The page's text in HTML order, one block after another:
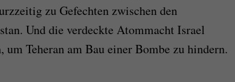
zu Gefechten zwischen den
Und die verdeckte Atommacht Israel
Teheran am Bau einer Bombe zu hindern.